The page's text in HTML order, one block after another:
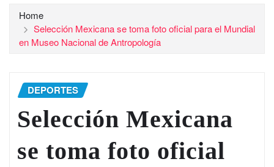
Home
Selección Mexicana se toma foto oficial para el Mundial
en Museo Nacional de Antropología
DEPORTES
Selección Mexicana
se toma foto oficial